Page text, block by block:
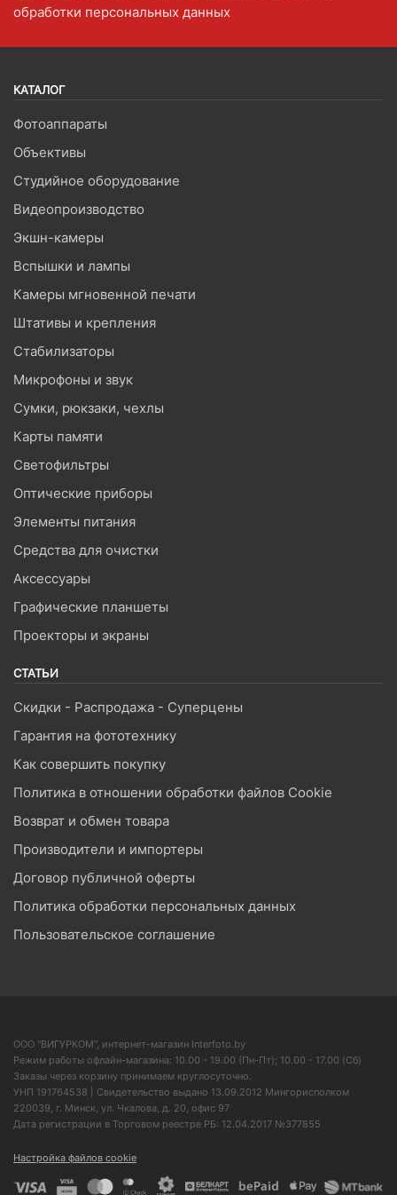
обработки персональных данных
КАТАЛОГ
Фотоаппараты
Объективы
Студийное оборудование
Видеопроизводство
Экшн-камеры
Вспышки и лампы
Камеры мгновенной печати
Штативы и крепления
Стабилизаторы
Микрофоны и звук
Сумки, рюкзаки, чехлы
Карты памяти
Светофильтры
Оптические приборы
Элементы питания
Средства для очистки
Аксессуары
Графические планшеты
Проекторы и экраны
СТАТЬИ
Скидки - Распродажа - Суперцены
Гарантия на фототехнику
Как совершить покупку
Политика в отношении обработки файлов Cookie
Возврат и обмен товара
Производители и импортеры
Договор публичной оферты
Политика обработки персональных данных
Пользовательское соглашение
ООО "ВИГУРКОМ", интернет-магазин Interfoto.by
Режим работы офлайн-магазина: 10.00 - 19.00 (Пн-Пт); 10.00 - 17.00 (Сб)
Заказы через корзину принимаем круглосуточно.
УНП 191764538 | Свидетельство выдано 13.09.2012 Мингорисполком
220039, г. Минск, ул. Чкалова, д. 20, офис 97
Дата регистрации в Торговом реестре РБ: 12.04.2017 №377855
Настройка файлов cookie